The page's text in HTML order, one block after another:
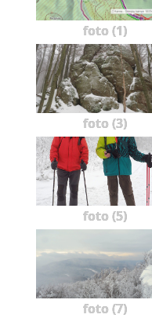
foto (1)
foto (3)
foto (5)
foto (7)